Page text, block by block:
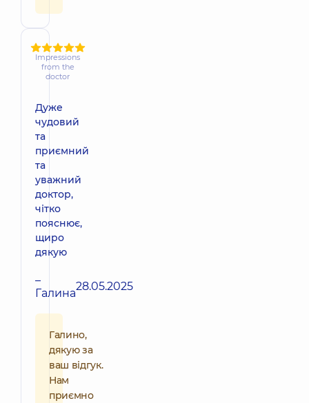
Impressions
from the
doctor
Дуже
чудовий
та
приємний
та
уважний
доктор,
чітко
пояснює,
щиро
дякую
–
Галина28.05.2025
Галино,
дякую за
ваш відгук.
Нам
приємно